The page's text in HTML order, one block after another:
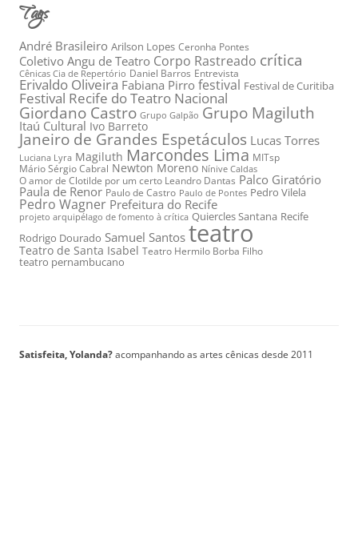
Tags
André Brasileiro Arilson Lopes Ceronha Pontes
Coletivo Angu de Teatro Corpo Rastreado crítica
Cênicas Cia de Repertório Daniel Barros Entrevista
Erivaldo Oliveira Fabiana Pirro festival Festival de Curitiba
Festival Recife do Teatro Nacional
Giordano Castro Grupo Galpão Grupo Magiluth
Itaú Cultural Ivo Barreto
Janeiro de Grandes Espetáculos Lucas Torres
Luciana Lyra Magiluth Marcondes Lima MITsp
Mário Sérgio Cabral Newton Moreno Nínive Caldas
O amor de Clotilde por um certo Leandro Dantas Palco Giratório
Paula de Renor Paulo de Castro Paulo de Pontes Pedro Vilela
Pedro Wagner Prefeitura do Recife
projeto arquipélago de fomento à crítica Quiercles Santana Recife
Rodrigo Dourado Samuel Santos teatro
Teatro de Santa Isabel Teatro Hermilo Borba Filho
teatro pernambucano
Satisfeita, Yolanda?acompanhando as artes cênicas desde 2011